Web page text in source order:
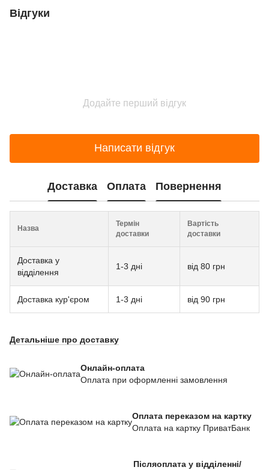
Відгуки
Додайте перший відгук
Написати відгук
Доставка Оплата Повернення
Назва
Термін
доставки
Вартість
доставки
Доставка у
відділення
1-3 дні від 80 грн
Доставка кур'єром 1-3 дні від 90 грн
Детальніше про доставку
Онлайн-оплата
Оплата при оформленні замовлення
Оплата переказом на картку
Оплата на картку ПриватБанк
Післяоплата у відділенні/